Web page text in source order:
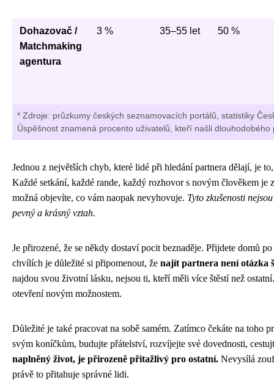
Dohazovač /
Matchmaking
agentura
3 % 35–55 let 50 %
* Zdroje: průzkumy českých seznamovacích portálů, statistiky
Úspěšnost znamená procento uživatelů, kteří našli
Jednou z největších chyb, které lidé při hledání partnera dělají, je
Každé setkání, každé rande, každý rozhovor s novým člověkem
možná objevíte, co vám naopak nevyhovuje. Tyto zkušenosti
pevný a krásný vztah.
Je přirozené, že se někdy dostaví pocit beznaděje. Přijdete domů
chvílích je důležité si připomenout, že najít partnera není otázka
najdou svou životní lásku, nejsou ti, kteří měli více štěstí než
otevření novým možnostem.
Důležité je také pracovat na sobě samém. Zatímco čekáte na toho
svým koníčkům, budujte přátelství, rozvíjejte své dovednosti,
naplněný život, je přirozeně přitažlivý pro ostatní. Nevysílá
právě to přitahuje správné lidi.